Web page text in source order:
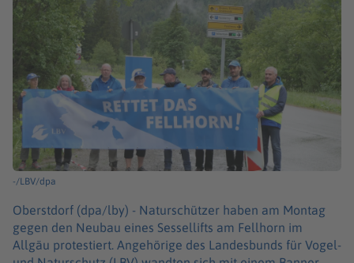
-/LBV/dpa
Oberstdorf (dpa/lby) - Naturschützer haben am Montag
gegen den Neubau eines Sessellifts am Fellhorn im
Allgäu protestiert. Angehörige des Landesbunds für Vogel-